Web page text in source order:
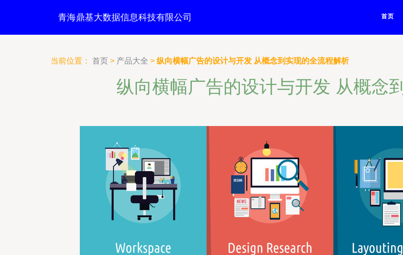
青海鼎基大数据信息科技有限公司 首页
当前位置： 首页 > 产品大全 > 纵向横幅广告的设计与开发 从概念到实现的全流程解析
纵向横幅广告的设计与开发 从概念